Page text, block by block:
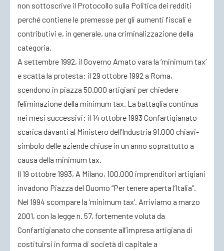
non sottoscrive il Protocollo sulla Politica dei redditi
perché contiene le premesse per gli aumenti fiscali e
contributivi e, in generale, una criminalizzazione della
categoria.
A settembre 1992, il Governo Amato vara la ‘minimum tax’
e scatta la protesta: il 29 ottobre 1992 a Roma,
scendono in piazza 50.000 artigiani per chiedere
l’eliminazione della minimum tax. La battaglia continua
nei mesi successivi: il 14 ottobre 1993 Confartigianato
scarica davanti al Ministero dell’Industria 91.000 chiavi-
simbolo delle aziende chiuse in un anno soprattutto a
causa della minimum tax.
Il 19 ottobre 1993, A Milano, 100.000 imprenditori artigiani
invadono Piazza del Duomo “Per tenere aperta l’Italia”.
Nel 1994 scompare la ‘minimum tax’. Arriviamo a marzo
2001, con la legge n. 57, fortemente voluta da
Confartigianato che consente all’impresa artigiana di
costituirsi in forma di società di capitale a